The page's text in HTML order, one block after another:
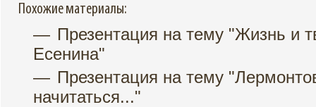
Похожие материалы:
Презентация на тему "Жизнь и
Есенина"
Презентация на тему
начитаться..."